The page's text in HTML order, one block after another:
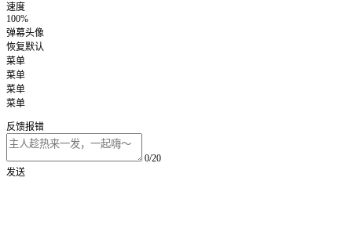
速度
100%
弹幕头像
恢复默认
菜单
菜单
菜单
菜单
反馈报错
0/20
发送